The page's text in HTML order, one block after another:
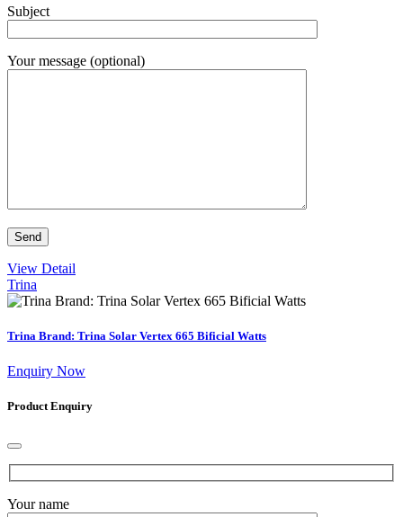
Subject
Your message (optional)
View Detail
Trina
Trina Brand: Trina Solar Vertex 665 Bificial Watts
Enquiry Now
Product Enquiry
Your name